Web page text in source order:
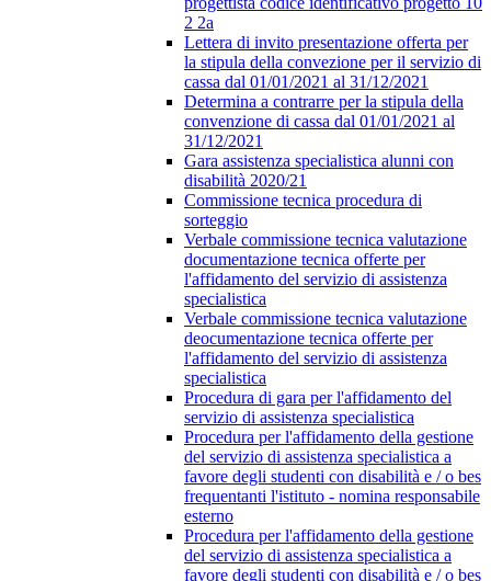
2 2a
Lettera di invito presentazione offerta per
la stipula della convezione per il servizio di
cassa dal 01/01/2021 al 31/12/2021
Determina a contrarre per la stipula della
convenzione di cassa dal 01/01/2021 al
31/12/2021
Gara assistenza specialistica alunni con
disabilità 2020/21
Commissione tecnica procedura di
sorteggio
Verbale commissione tecnica valutazione
documentazione tecnica offerte per
l'affidamento del servizio di assistenza
specialistica
Verbale commissione tecnica valutazione
deocumentazione tecnica offerte per
l'affidamento del servizio di assistenza
specialistica
Procedura di gara per l'affidamento del
servizio di assistenza specialistica
Procedura per l'affidamento della gestione
del servizio di assistenza specialistica a
favore degli studenti con disabilità e / o bes
frequentanti l'istituto - nomina responsabile
esterno
Procedura per l'affidamento della gestione
del servizio di assistenza specialistica a
favore degli studenti con disabilità e / o bes